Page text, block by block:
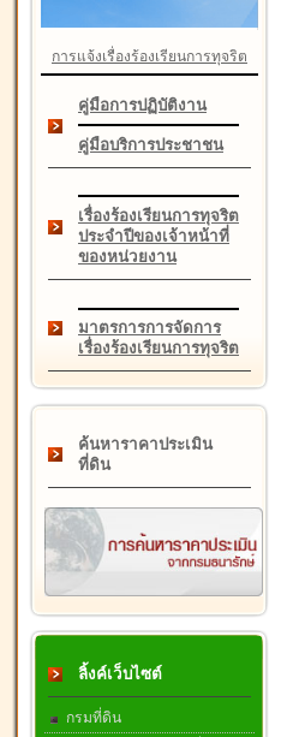
การแจ้งเรื่องร้องเรียนการทุจริต
คู่มือการปฏิบัติงาน
คู่มือบริการประชาชน
เรื่องร้องเรียนการทุจริต
ประจำปีของเจ้าหน้าที่
ของหน่วยงาน
มาตรการการจัดการ
เรื่องร้องเรียนการทุจริต
ค้นหาราคาประเมิน
ที่ดิน
ลิ้งค์เว็บไซต์
กรมที่ดิน